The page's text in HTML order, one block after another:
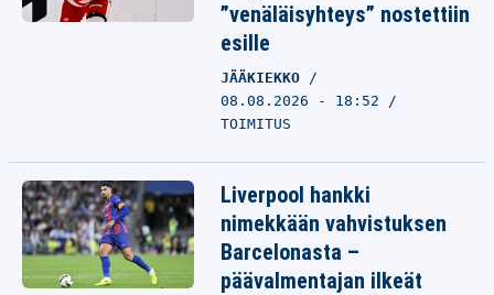
”venäläisyhteys” nostettiin
esille
JÄÄKIEKKO
08.08.2026 - 18:52
TOIMITUS
Liverpool hankki
nimekkään vahvistuksen
Barcelonasta –
päävalmentajan ilkeät